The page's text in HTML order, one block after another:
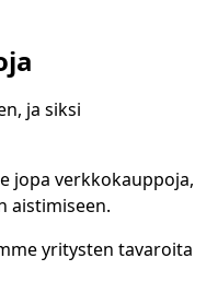
ja siksi
jopa verkkokauppoja,
aistimiseen.
yritysten tavaroita